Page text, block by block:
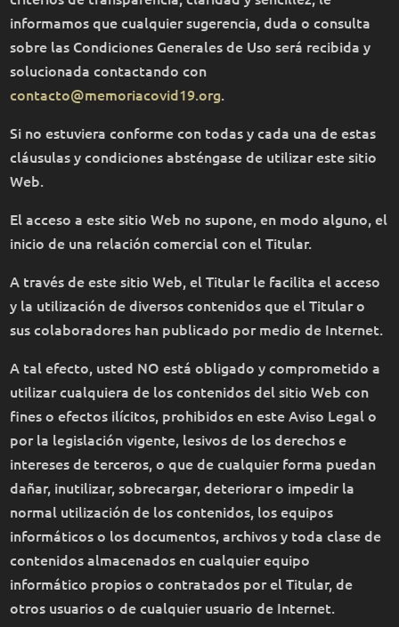
informamos que cualquier sugerencia, duda o consulta
sobre las Condiciones Generales de Uso será recibida y
solucionada contactando con
contacto@memoriacovid19.org.
Si no estuviera conforme con todas y cada una de estas
cláusulas y condiciones absténgase de utilizar este sitio
Web.
El acceso a este sitio Web no supone, en modo alguno, el
inicio de una relación comercial con el Titular.
A través de este sitio Web, el Titular le facilita el acceso
y la utilización de diversos contenidos que el Titular o
sus colaboradores han publicado por medio de Internet.
A tal efecto, usted NO está obligado y comprometido a
utilizar cualquiera de los contenidos del sitio Web con
fines o efectos ilícitos, prohibidos en este Aviso Legal o
por la legislación vigente, lesivos de los derechos e
intereses de terceros, o que de cualquier forma puedan
dañar, inutilizar, sobrecargar, deteriorar o impedir la
normal utilización de los contenidos, los equipos
informáticos o los documentos, archivos y toda clase de
contenidos almacenados en cualquier equipo
informático propios o contratados por el Titular, de
otros usuarios o de cualquier usuario de Internet.